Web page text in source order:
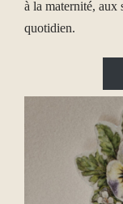
à la maternité, aux
quotidien.